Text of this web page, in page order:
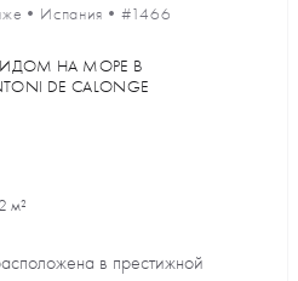
• Испания • #1466
НА МОРЕ В
DE CALONGE
м²
в престижной